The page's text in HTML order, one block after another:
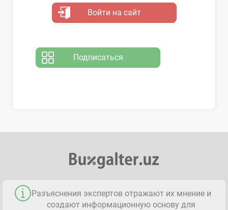
Войти на сайт
Подписаться
Разъяснения экспертов отражают их мнение и
создают информационную основу для